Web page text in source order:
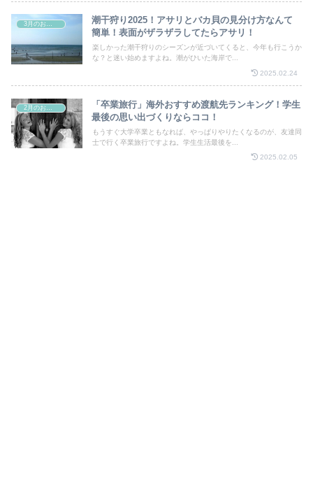
潮干狩り2025！アサリとバカ貝の見分け方なんて
簡単！表面がザラザラしてたらアサリ！
楽しかった潮干狩りのシーズンが近づいてくると、今年も行こうか
な？と迷い始めますよね。潮がひいた海岸で...
2025.02.24
「卒業旅行」海外おすすめ渡航先ランキング！学生
最後の思い出づくりならココ！
もうすぐ大学卒業ともなれば、やっぱりやりたくなるのが、友達同
士で行く卒業旅行ですよね。学生生活最後を...
2025.02.05